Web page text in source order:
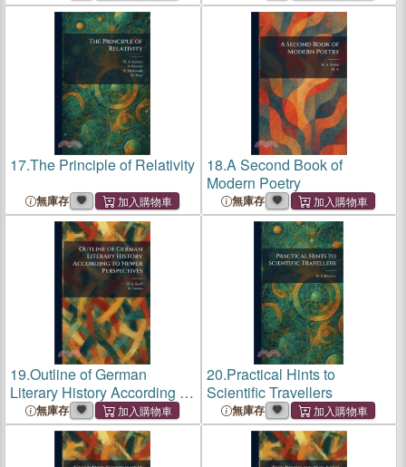
17.The Principle of Relativity
無庫存
18.A Second Book of
Modern Poetry
無庫存
19.Outline of German
Literary History According to
Newer Perspectives
無庫存
20.Practical Hints to
Scientific Travellers
無庫存